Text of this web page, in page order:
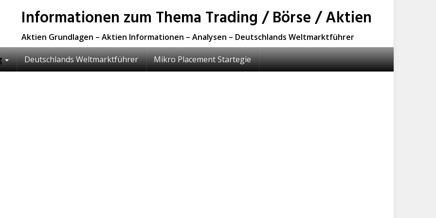
Informationen zum Thema Trading / Börse / Aktien
Aktien Grundlagen – Aktien Informationen – Analysen – Deutschlands Weltmarktführer
Deutschlands Weltmarktführer Mikro Placement Startegie